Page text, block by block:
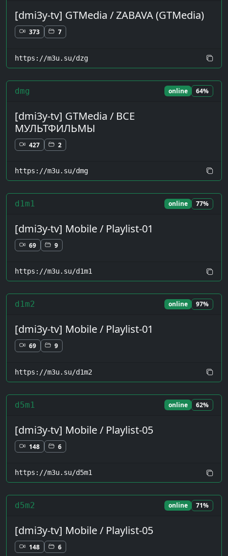
[dmi3y-tv] GTMedia / ZABAVA (GTMedia)
373 7
https://m3u.su/dzg
dmg online 64%
[dmi3y-tv] GTMedia / ВСЕ
МУЛЬТФИЛЬМЫ
427 2
https://m3u.su/dmg
d1m1 online 77%
[dmi3y-tv] Mobile / Playlist-01
69 9
https://m3u.su/d1m1
d1m2 online 97%
[dmi3y-tv] Mobile / Playlist-01
69 9
https://m3u.su/d1m2
d5m1 online 62%
[dmi3y-tv] Mobile / Playlist-05
148 6
https://m3u.su/d5m1
d5m2 online 71%
[dmi3y-tv] Mobile / Playlist-05
148 6